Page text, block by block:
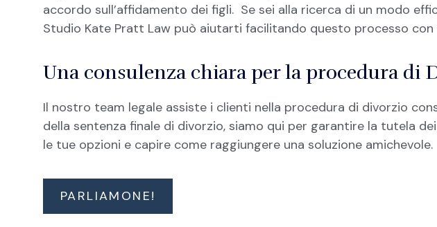
accordo sull’affidamento dei figli. Se sei alla ricerca di un modo
Studio Kate Pratt Law può aiutarti facilitando questo processo
Una consulenza chiara per la procedura di
Il nostro team legale assiste i clienti nella procedura di divorzio
della sentenza finale di divorzio, siamo qui per garantire la tutela
le tue opzioni e capire come raggiungere una soluzione amichevole.
PARLIAMONE!